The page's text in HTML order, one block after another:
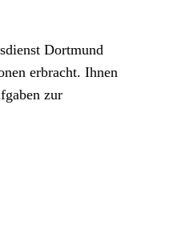
Dortmund
erbracht. Ihnen
zur